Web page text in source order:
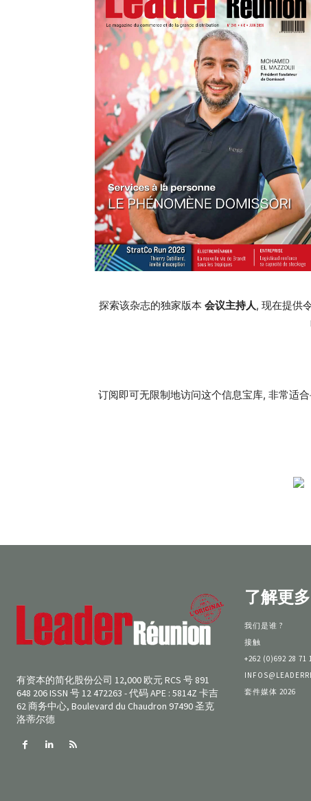
探索该杂志的独家版本 会议主持人, 现在提供
订阅即可无限制地访问这个信息宝库, 非常适
有资本的简化股份公司 12,000 欧元 RCS 号 891
648 206 ISSN 号 12 472263 - 代码 APE : 5814Z 卡吉
62 商务中心, Boulevard du Chaudron 97490 圣克
洛蒂尔德
了解更多
我们是谁 ?
接触
+262 (0)692 28 71
套件媒体 2026